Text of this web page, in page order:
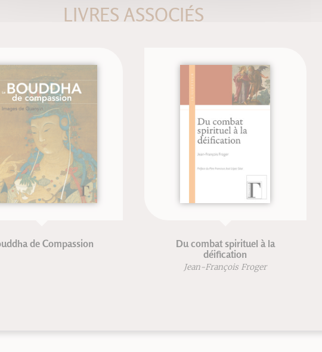
LIVRES ASSOCIÉS
de Compassion
Du combat spirituel à la
déification
Jean-François Froger